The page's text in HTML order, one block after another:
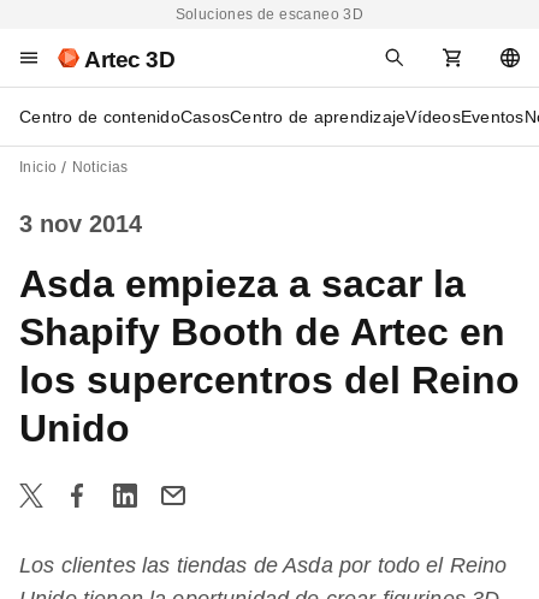
Soluciones de escaneo 3D
Artec 3D
Centro de contenidoCasosCentro de aprendizajeVídeosEventos
Inicio Noticias
3 nov 2014
Asda empieza a sacar la
Shapify Booth de Artec en
los supercentros del Reino
Unido
Los clientes las tiendas de Asda por todo el Reino